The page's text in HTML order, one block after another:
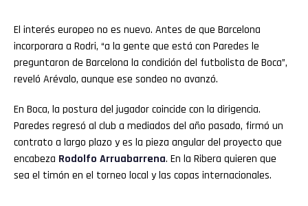
El interés europeo no es nuevo. Antes de que Barcelona
incorporara a Rodri, “a la gente que está con Paredes le
preguntaron de Barcelona la condición del futbolista de Boca”,
reveló Arévalo, aunque ese sondeo no avanzó.
En Boca, la postura del jugador coincide con la dirigencia.
Paredes regresó al club a mediados del año pasado, firmó un
contrato a largo plazo y es la pieza angular del proyecto que
encabeza Rodolfo Arruabarrena. En la Ribera quieren que
sea el timón en el torneo local y las copas internacionales.